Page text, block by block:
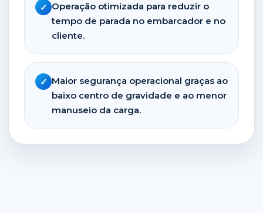
Operação otimizada para reduzir o
tempo de parada no embarcador e no
cliente.
Maior segurança operacional graças ao
baixo centro de gravidade e ao menor
manuseio da carga.